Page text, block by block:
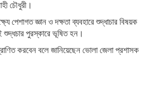
চৌধুরী।
পেশাগত জ্ঞান ও দক্ষতা ব্যবহারে শুদ্ধাচার বিষয়ক
শুদ্ধচার পুরস্কারে ভূষিত হন।
করবেন বলে জানিয়েছেন ভোলা জেলা প্রশাসক